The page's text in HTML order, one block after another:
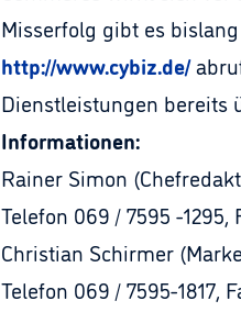
Misserfolg gibt es
http://www.cybiz.de/
Dienstleistungen bereits
Informationen:
Rainer Simon
Telefon 069 / 7595 -1295,
Christian Schirmer
Telefon 069 / 7595-1817,